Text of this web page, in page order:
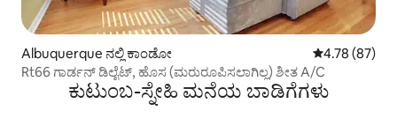
Albuquerque ನಲ್ಲಿ ಕಾಂಡೋ 5 ರಲ್ಲಿ 4.78
4.78 (87)
Rt66 ಗಾರ್ಡನ್ ಡಿಲೈಟ್, ಹೊಸ (ಮರುರೂಪಿಸಲಾಗಿಲ್ಲ) ಶೀತ A/C
ಕುಟುಂಬ-ಸ್ನೇಹಿ ಮನೆಯ ಬಾಡಿಗೆಗಳು